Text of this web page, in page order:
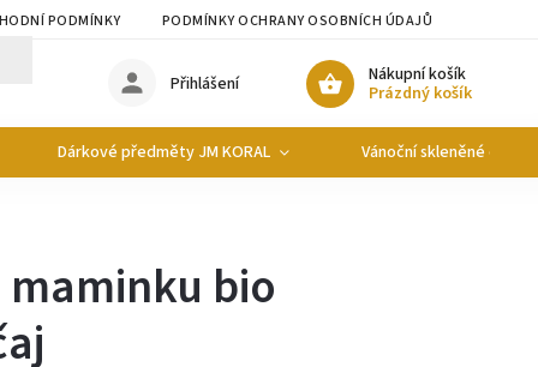
PODMÍNKY PODMÍNKY OCHRANY OSOBNÍCH ÚDAJŮ
Nákupní košík
Prázdný košík
Přihlášení
Dárkové předměty JM KORAL Vánoční skleněné
bio